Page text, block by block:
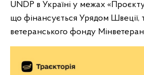
UNDP в Україні у межах
що фінансується Урядом Швеції,
ветеранського фонду